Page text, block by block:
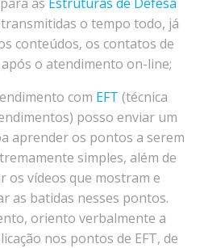
o tempo todo, já
conteúdos, os contatos de
o atendimento on-line;
com EFT (técnica
posso enviar um
aprender os pontos a serem
simples, além de
os vídeos que mostram e
as batidas nesses pontos.
oriento verbalmente a
nos pontos de EFT, de